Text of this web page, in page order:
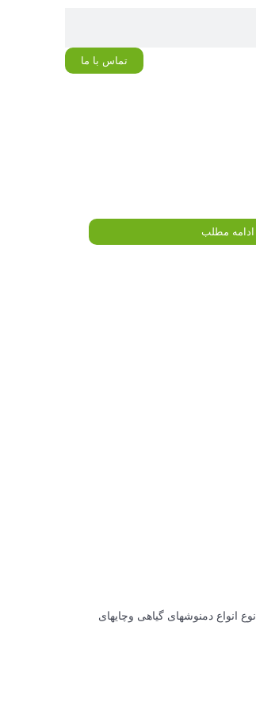
تماس با ما
ادامه مطلب
شرکت گلنوش دربند تهران درسال1391 تاسیس شد.این شرکت از اولین شرکتها در کشور هست که به صورت تخصصی در حوزه دمنوشها کار میکند.تولید بیش از 40 نوع انواع دمنوشهای گیاهی وچایهای